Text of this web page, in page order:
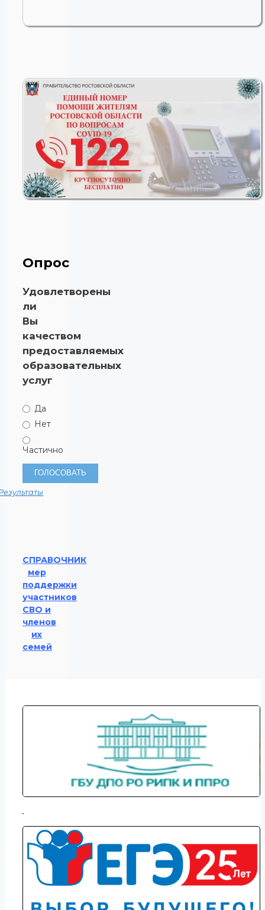
Опрос
Удовлетворены
ли
Вы
качеством
предоставляемых
образовательных
услуг
Да
Нет
Частично
СПРАВОЧНИК
мер
поддержки
участников
СВО и
членов
их
семей